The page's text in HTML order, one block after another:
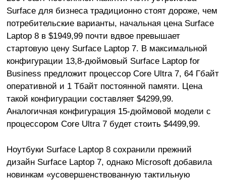
Surface для бизнеса традиционно стоят дороже, чем
потребительские варианты, начальная цена Surface
Laptop 8 в $1949,99 почти вдвое превышает
стартовую цену Surface Laptop 7. В максимальной
конфигурации 13,8-дюймовый Surface Laptop for
Business предложит процессор Core Ultra 7, 64 Гбайт
оперативной и 1 Тбайт постоянной памяти. Цена
такой конфигурации составляет $4299,99.
Аналогичная конфигурация 15-дюймовой модели с
процессором Core Ultra 7 будет стоить $4499,99.
Ноутбуки Surface Laptop 8 сохранили прежний
дизайн Surface Laptop 7, однако Microsoft добавила
новинкам «усовершенствованную тактильную